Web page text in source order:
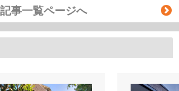
記事一覧ページへ